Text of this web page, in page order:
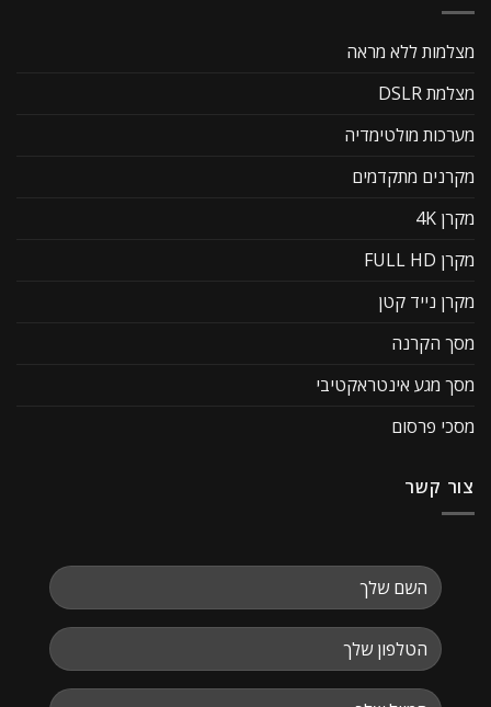
מצלמות ללא מראה
מצלמת DSLR
מערכות מולטימדיה
מקרנים מתקדמים
מקרן 4K
מקרן FULL HD
מקרן נייד קטן
מסך הקרנה
מסך מגע אינטראקטיבי
מסכי פרסום
צור קשר